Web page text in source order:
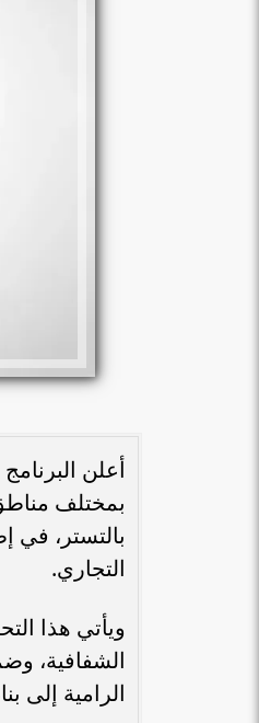
بالتستر، في
التجاري.
ويأتي هذا
الرامية إلى